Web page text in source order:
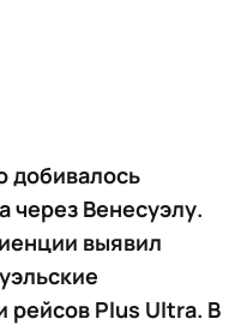
добивалось
через Венесуэлу.
выявил
рейсов Plus Ultra. В